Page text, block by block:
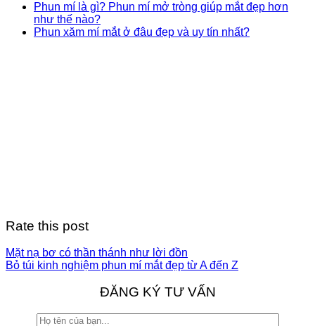
Phun mí là gì? Phun mí mở tròng giúp mắt đẹp hơn
như thế nào?
Phun xăm mí mắt ở đâu đẹp và uy tín nhất?
Rate this post
Mặt nạ bơ có thần thánh như lời đồn
Bỏ túi kinh nghiệm phun mí mắt đẹp từ A đến Z
ĐĂNG KÝ TƯ VẤN